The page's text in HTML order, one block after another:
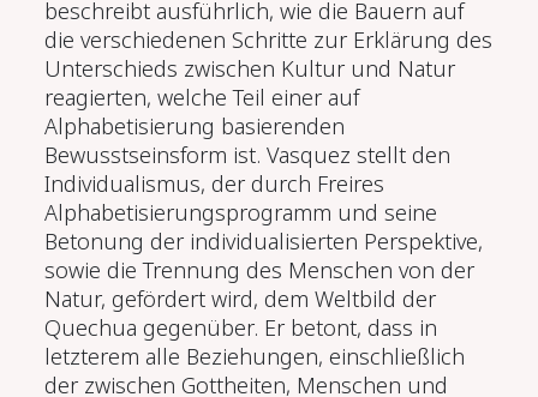
beschreibt ausführlich, wie die Bauern auf
die verschiedenen Schritte zur Erklärung des
Unterschieds zwischen Kultur und Natur
reagierten, welche Teil einer auf
Alphabetisierung basierenden
Bewusstseinsform ist. Vasquez stellt den
Individualismus, der durch Freires
Alphabetisierungsprogramm und seine
Betonung der individualisierten Perspektive,
sowie die Trennung des Menschen von der
Natur, gefördert wird, dem Weltbild der
Quechua gegenüber. Er betont, dass in
letzterem alle Beziehungen, einschließlich
der zwischen Gottheiten, Menschen und